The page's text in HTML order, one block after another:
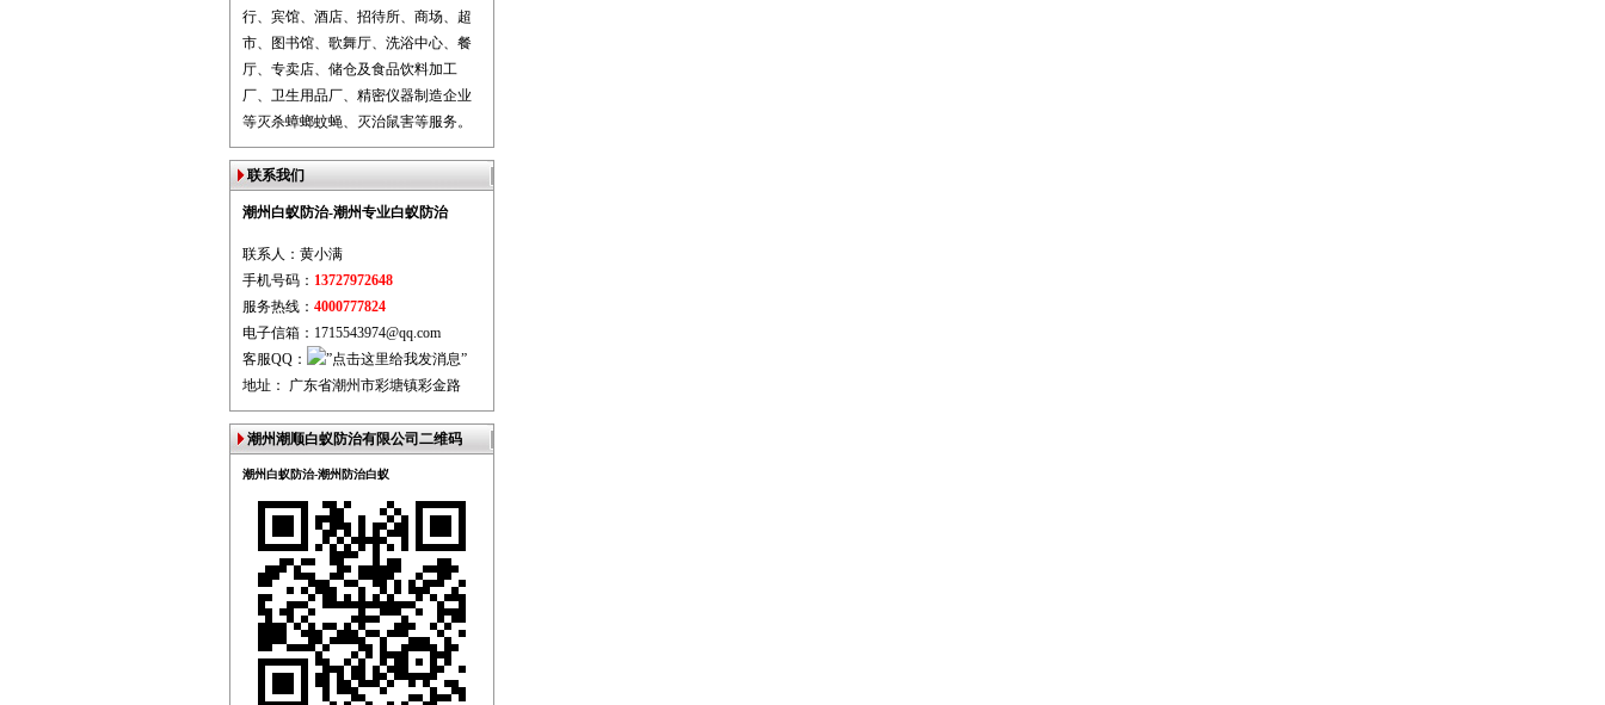
行、宾馆、酒店、招待所、商场、超
市、图书馆、歌舞厅、洗浴中心、餐
厅、专卖店、储仓及食品饮料加工
厂、卫生用品厂、精密仪器制造企业
等灭杀蟑螂蚊蝇、灭治鼠害等服务。
联系我们
潮州白蚁防治-潮州专业白蚁防治
联系人：黄小满
手机号码： 13727972648
服务热线： 4000777824
电子信箱：1715543974@qq.com
客服QQ：
地址： 广东省潮州市彩塘镇彩金路
潮州潮顺白蚁防治有限公司二维码
潮州白蚁防治-潮州防治白蚁